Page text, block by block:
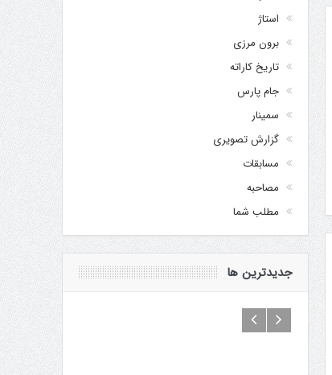
استاژ
برون مرزی
تاریخ کاراته
جام پارس
سمینار
گزارش تصویری
مسابقات
مصاحبه
مطلب شما
جدیدترین ها